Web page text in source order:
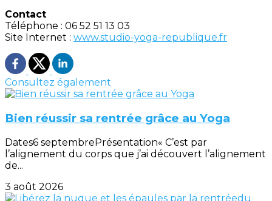
Contact
Téléphone : 06 52 51 13 03
Site Internet : www.studio-yoga-republique.fr
Consultez également
Bien réussir sa rentrée grâce au Yoga
Dates6 septembrePrésentation« C’est par
l’alignement du corps que j’ai découvert l’alignement
de...
3 août 2026